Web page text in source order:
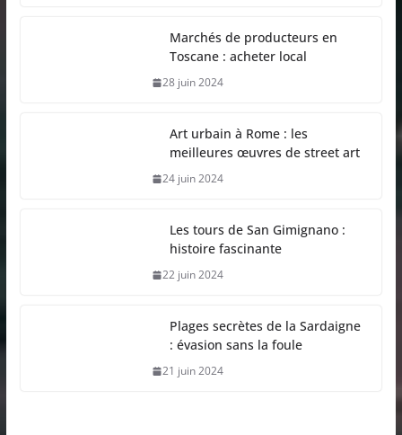
Marchés de producteurs en
Toscane : acheter local
28 juin 2024
Art urbain à Rome : les
meilleures œuvres de street art
24 juin 2024
Les tours de San Gimignano :
histoire fascinante
22 juin 2024
Plages secrètes de la Sardaigne
: évasion sans la foule
21 juin 2024